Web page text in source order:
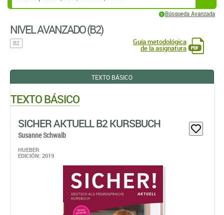
Búsqueda Avanzada
NIVEL AVANZADO (B2)
B2 Guía metodológica
de la asignatura
TEXTO BÁSICO
TEXTO BÁSICO
SICHER AKTUELL B2 KURSBUCH
Susanne Schwalb
HUEBER
EDICIÓN: 2019